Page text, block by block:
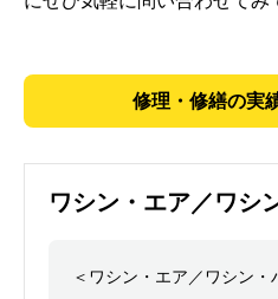
修理・修繕の実
ワシン・エア／ワシ
＜ワシン・エア／ワシン・